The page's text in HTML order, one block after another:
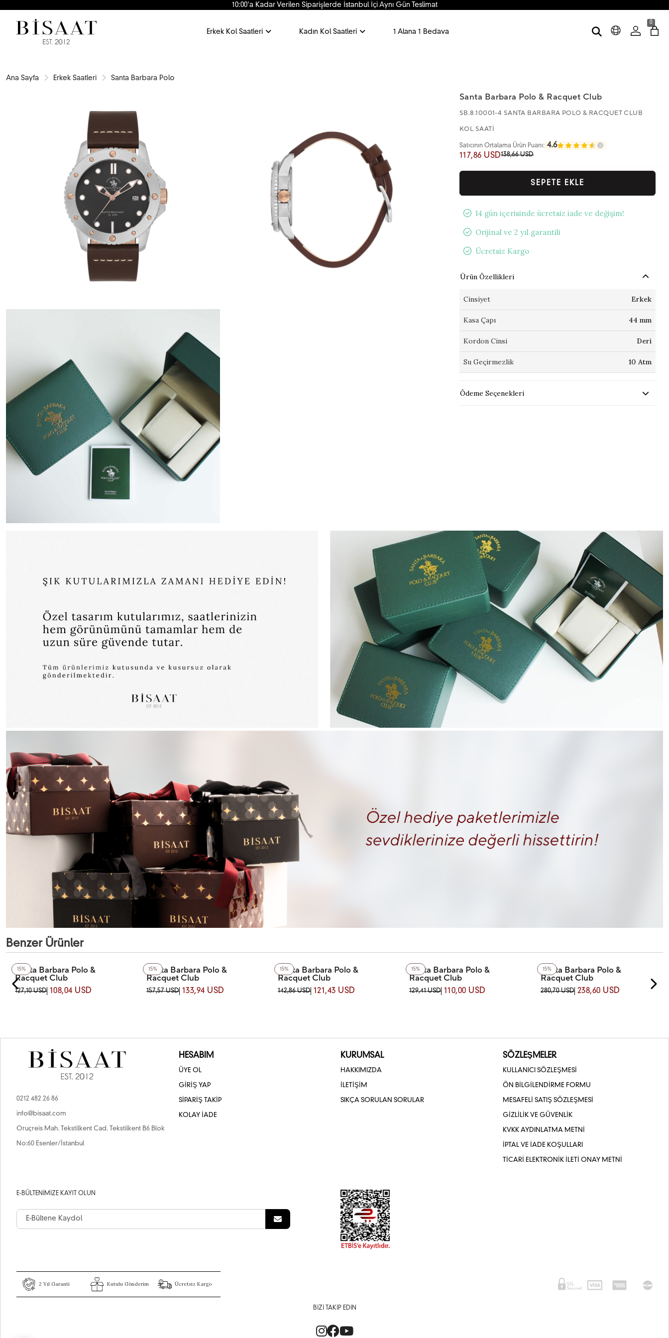
10:00'a Kadar Verilen Siparişlerde İstanbul İçi Aynı Gün Teslimat
Erkek Kol Saatleri Kadın Kol Saatleri 1 Alana 1 Bedava
0
Ana Sayfa Erkek Saatleri Santa Barbara Polo
Santa Barbara Polo & Racquet Club
SB.8.10001-4 SANTA BARBARA POLO & RACQUET CLUB
KOL SAATİ
Satıcının Ortalama Ürün Puanı: 4.6
117,86 USD138,66 USD
SEPETE EKLE
14 gün içerisinde ücretsiz iade ve değişim!
Orijinal ve 2 yıl garantili
Ücretsiz Kargo
Ürün Özellikleri
Cinsiyet Erkek
Kasa Çapı 44 mm
Kordon Cinsi Deri
Su Geçirmezlik 10 Atm
Ödeme Seçenekleri
Benzer Ürünler
15%
Santa Barbara Polo &
Racquet Club
SB.1.10391.4 SANTA BARBARA POLO
& RACQUET CLUB KOL SAATİ
127,10 USD 108,04 USD
15%
Santa Barbara Polo &
Racquet Club
SB.4.10036-1 SANTA BARBARA POLO
& RACQUET CLUB KOL SAATİ
157,57 USD 133,94 USD
15%
Santa Barbara Polo &
Racquet Club
SB.1.10675-1 SANTA BARBARA POLO
& RACQUET CLUB KOL SAATİ
142,86 USD 121,43 USD
15%
Santa Barbara Polo &
Racquet Club
SB.1.10593-3 SANTA BARBARA POLO
& RACQUET CLUB KOL SAATİ
129,41 USD 110,00 USD
15%
Santa Barbara Polo &
Racquet Club
SB.4.1009.5 SANTA BARBARA POLO
& RACQUET CLUB KOL SAATİ
280,70 USD 238,60 USD
0212 482 26 86
info@bisaat.com
Oruçreis Mah. Tekstilkent Cad. Tekstilkent B6 Blok
No:60 Esenler/İstanbul
HESABIM
ÜYE OL
GİRİŞ YAP
SİPARİŞ TAKİP
KOLAY İADE
KURUMSAL
HAKKIMIZDA
İLETİŞİM
SIKÇA SORULAN SORULAR
SÖZLEŞMELER
KULLANICI SÖZLEŞMESİ
ÖN BİLGİLENDİRME FORMU
MESAFELİ SATIŞ SÖZLEŞMESİ
GİZLİLİK VE GÜVENLİK
KVKK AYDINLATMA METNİ
İPTAL VE İADE KOŞULLARI
TİCARİ ELEKTRONİK İLETİ ONAY METNİ
E-BÜLTENIMIZE KAYIT OLUN
2 Yıl Garanti Kutulu Gönderim Ücretsiz Kargo
BIZI TAKIP EDIN